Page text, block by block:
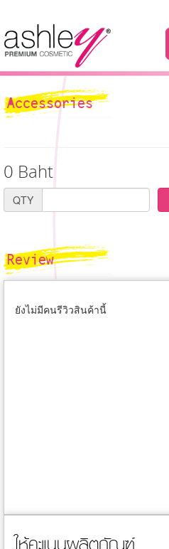
Accessories
0 Baht
QTY
Review
ยังไม่มีคนรีวิวสินค้านี้